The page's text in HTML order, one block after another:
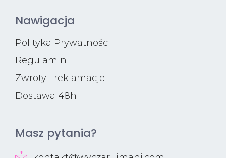
Nawigacja
Polityka Prywatności
Regulamin
Zwroty i reklamacje
Dostawa 48h
Masz pytania?